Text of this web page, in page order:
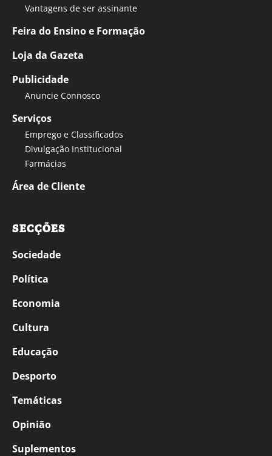
Vantagens de ser assinante
Feira do Ensino e Formação
Loja da Gazeta
Publicidade
Anuncie Connosco
Serviços
Emprego e Classificados
Divulgação Institucional
Farmácias
Área de Cliente
SECÇÕES
Sociedade
Política
Economia
Cultura
Educação
Desporto
Temáticas
Opinião
Suplementos